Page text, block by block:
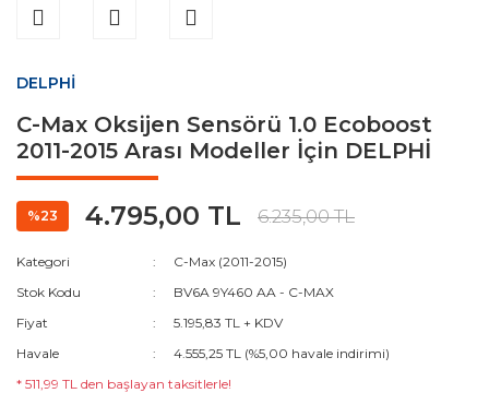
DELPHİ
C-Max Oksijen Sensörü 1.0 Ecoboost
2011-2015 Arası Modeller İçin DELPHİ
%23 4.795,00 TL 6.235,00 TL
Kategori
C-Max (2011-2015)
Stok Kodu
BV6A 9Y460 AA - C-MAX
Fiyat
5.195,83 TL + KDV
Havale
4.555,25 TL (%5,00 havale indirimi)
* 511,99 TL den başlayan taksitlerle!